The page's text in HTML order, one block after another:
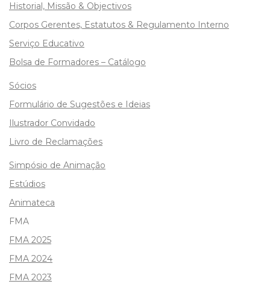
Historial, Missão & Objectivos
Corpos Gerentes, Estatutos & Regulamento Interno
Serviço Educativo
Bolsa de Formadores – Catálogo
Sócios
Formulário de Sugestões e Ideias
Ilustrador Convidado
Livro de Reclamações
Simpósio de Animação
Estúdios
Animateca
FMA
FMA 2025
FMA 2024
FMA 2023